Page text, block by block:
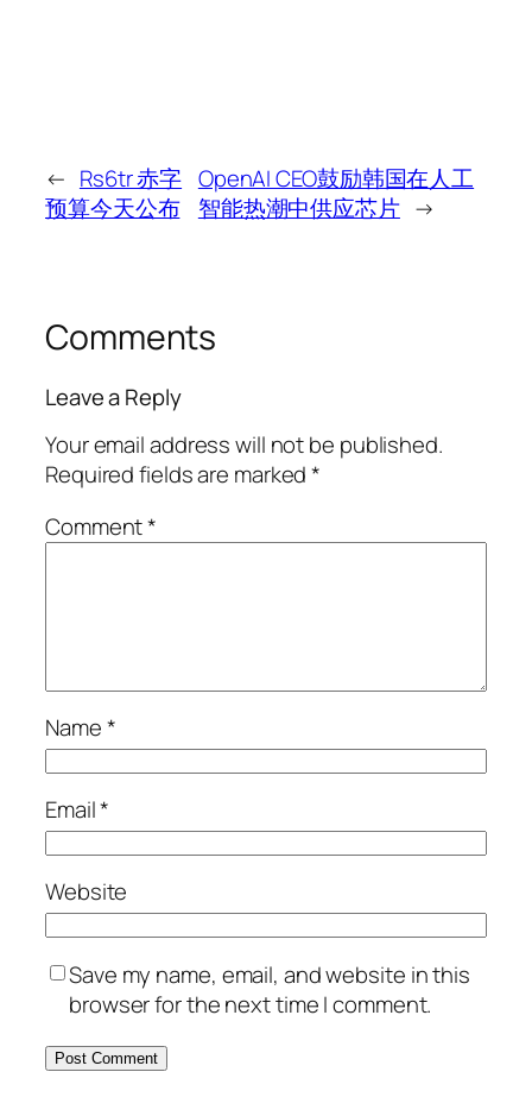
← Rs6tr 赤字
预算今天公布
OpenAI CEO鼓励韩国在人工
智能热潮中供应芯片 →
Comments
Leave a Reply
Your email address will not be published.
Required fields are marked*
Comment*
Name*
Email*
Website
Save my name, email, and website in this
browser for the next time I comment.